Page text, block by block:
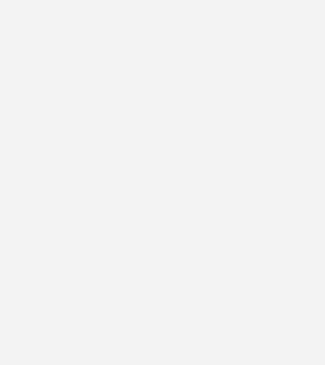
ist das viel Geld wert. Und ich weiß
das macht, aber es hat sich direkt mit der
verstanden. Da musste nichts geöffnet
Wenn beispielsweise Frau Müller
nicht hinterlassen hat, dann finde ich
wie am PC – nur sogar noch
nur viele Anrufe im Büro, es verbessert
und stärkt die Kompetenz der